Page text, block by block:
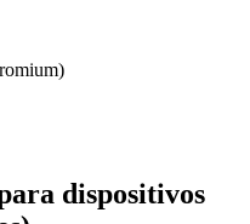
dispositivos